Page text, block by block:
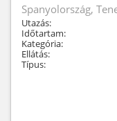
Spanyolország,
Utazás:
Időtartam:
Kategória:
Ellátás:
Típus: